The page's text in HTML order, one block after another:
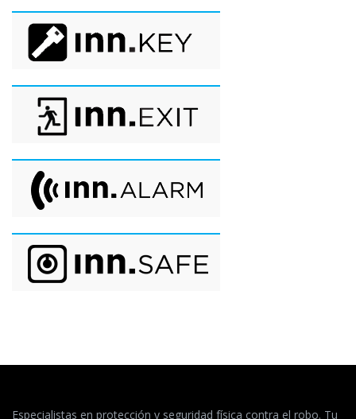
Especialistas en protección y seguridad física contra el robo. Tu